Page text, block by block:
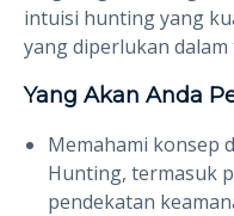
intuisi hunting yang
yang diperlukan
Yang Akan Anda
Memahami konsep
Hunting, termasuk
pendekatan